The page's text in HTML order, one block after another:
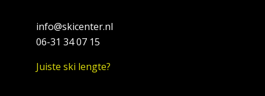
info@skicenter.nl
06-31 34 07 15
Juiste ski lengte?